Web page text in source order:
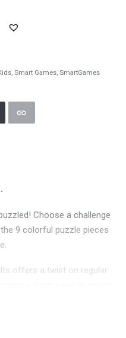
, Smart Games, SmartGames
Choose a challenge
9 colorful puzzle pieces
offers a twist on regular